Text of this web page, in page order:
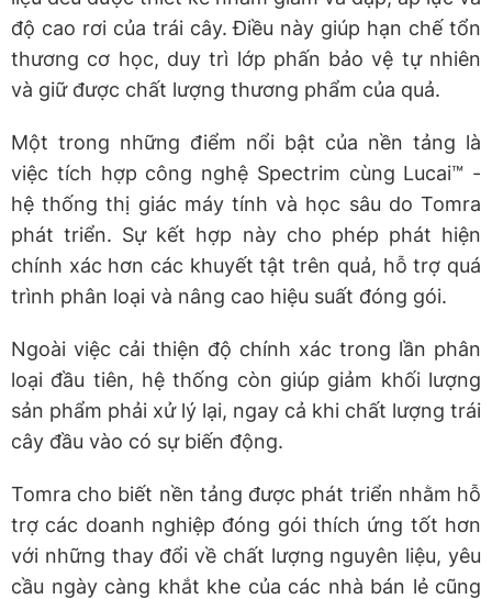
độ cao rơi của trái cây. Điều này giúp hạn chế tổn
thương cơ học, duy trì lớp phấn bảo vệ tự nhiên
và giữ được chất lượng thương phẩm của quả.
Một trong những điểm nổi bật của nền tảng là
việc tích hợp công nghệ Spectrim cùng Lucai™ -
hệ thống thị giác máy tính và học sâu do Tomra
phát triển. Sự kết hợp này cho phép phát hiện
chính xác hơn các khuyết tật trên quả, hỗ trợ quá
trình phân loại và nâng cao hiệu suất đóng gói.
Ngoài việc cải thiện độ chính xác trong lần phân
loại đầu tiên, hệ thống còn giúp giảm khối lượng
sản phẩm phải xử lý lại, ngay cả khi chất lượng trái
cây đầu vào có sự biến động.
Tomra cho biết nền tảng được phát triển nhằm hỗ
trợ các doanh nghiệp đóng gói thích ứng tốt hơn
với những thay đổi về chất lượng nguyên liệu, yêu
cầu ngày càng khắt khe của các nhà bán lẻ cũng